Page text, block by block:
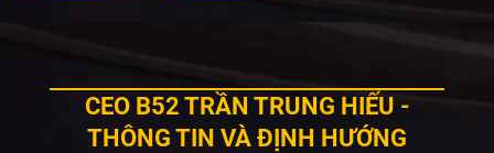
CEO B52 TRẦN TRUNG HIẾU -
THÔNG TIN VÀ ĐỊNH HƯỚNG